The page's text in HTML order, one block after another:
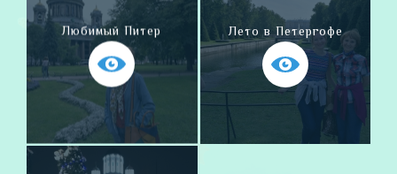
Любимый Питер Лето в Петергофе